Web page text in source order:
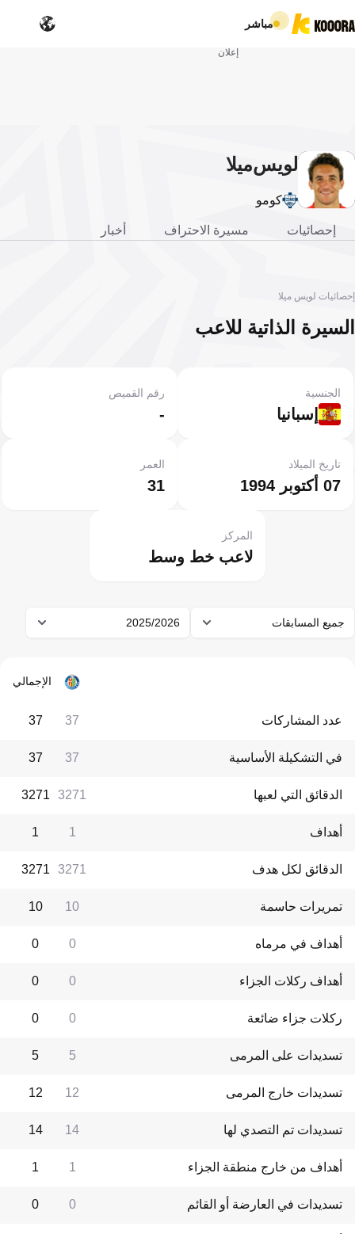
مباشر
إعلان
لويسميلا
كومو
إحصائيات مسيرة الاحتراف أخبار
إحصائيات لويس ميلا
السيرة الذاتية للاعب
إسبانيا
الجنسية
-
رقم القميص
07 أكتوبر 1994
تاريخ الميلاد
31
العمر
لاعب خط وسط
المركز
جميع المسابقات 2025/2026
الإجمالي
عدد المشاركات 37
37
في التشكيلة الأساسية 37
37
الدقائق التي لعبها 3271
3271
أهداف 1
1
الدقائق لكل هدف 3271
3271
تمريرات حاسمة 10
10
أهداف في مرماه 0
0
أهداف ركلات الجزاء 0
0
ركلات جزاء ضائعة 0
0
تسديدات على المرمى 5
5
تسديدات خارج المرمى 12
12
تسديدات تم التصدي لها 14
14
أهداف من خارج منطقة الجزاء 1
1
تسديدات في العارضة أو القائم 0
0